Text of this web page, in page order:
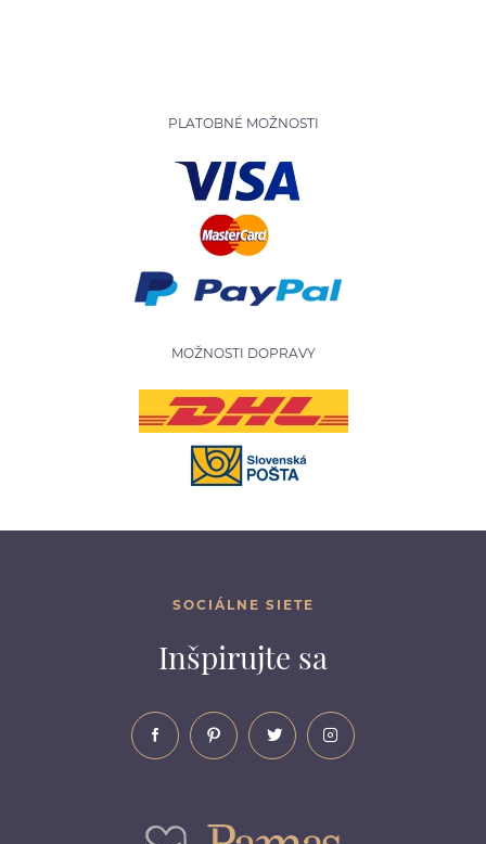
PLATOBNÉ MOŽNOSTI
MOŽNOSTI DOPRAVY
SOCIÁLNE SIETE
Inšpirujte sa